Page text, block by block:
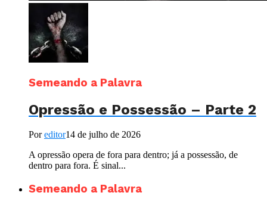
Semeando a Palavra
Opressão e Possessão – Parte 2
Poreditor14 de julho de 2026
A opressão opera de fora para dentro; já a possessão, de
dentro para fora. É sinal...
Semeando a Palavra